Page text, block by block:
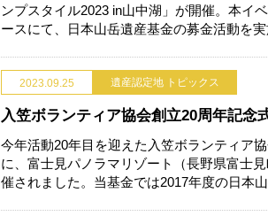
ンプスタイル2023 in山中湖」が開催。本イ
ースにて、日本山岳遺産基金の募金活動を
2023.09.25 遺産認定地 トピックス
入笠ボランティア協会創立20周年記念
今年活動20年目を迎えた入笠ボランティア
に、富士見パノラマリゾート（長野県富士
催されました。当基金では2017年度の日本